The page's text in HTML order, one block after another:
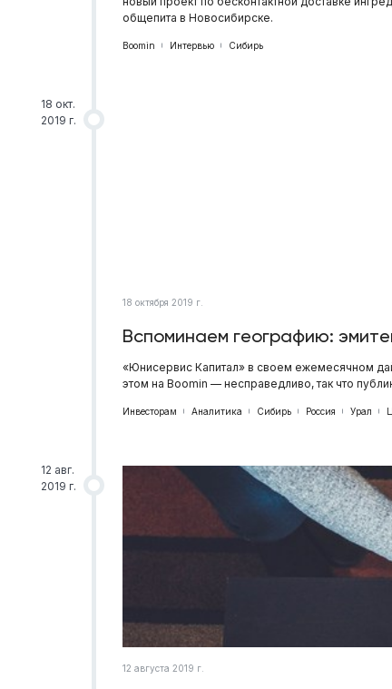
общепита в Новосибирске.
Boomin Интервью Сибирь
18 окт.
2019 г.
18 октября 2019 г.
Вспоминаем географию:
«Юнисервис Капитал» в своем ежемесячном
этом на Boomin — несправедливо, так что
Инвесторам Аналитика Сибирь Россия Урал
12 авг.
2019 г.
12 августа 2019 г.